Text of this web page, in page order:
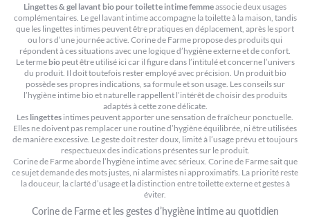
Lingettes & gel lavant bio pour toilette intime femmeassocie deux usages
complémentaires. Le gel lavant intime accompagne la toilette à la maison, tandis
que les lingettes intimes peuvent être pratiques en déplacement, après le sport
ou lors d’une journée active. Corine de Farme propose des produits qui
répondent à ces situations avec une logique d’hygiène externe et de confort.
Le terme biopeut être utilisé ici car il figure dans l’intitulé et concerne l’univers
du produit. Il doit toutefois rester employé avec précision. Un produit bio
possède ses propres indications, sa formule et son usage. Les conseils sur
l’hygiène intime bio et naturellerappellent l’intérêt de choisir des produits
adaptés à cette zone délicate.
Les lingettes intimes peuvent apporter une sensation de fraîcheur ponctuelle.
Elles ne doivent pas remplacer une routine d’hygiène équilibrée, ni être utilisées
de manière excessive. Le geste doit rester doux, limité à l’usage prévu et toujours
respectueux des indications présentes sur le produit.
Corine de Farme aborde l’hygiène intime avec sérieux. Corine de Farme sait que
ce sujet demande des mots justes, ni alarmistes ni approximatifs. La priorité reste
la douceur, la clarté d’usage et la distinction entre toilette externe et gestes à
éviter.
Corine de Farme et les gestes d’hygiène intime au quotidien